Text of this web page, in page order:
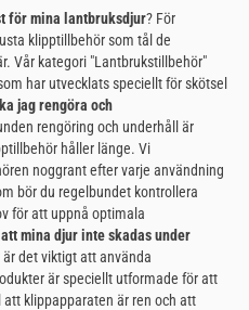
för mina lantbruksdjur? För
klipptillbehör som tål de
Vår kategori "Lantbrukstillbehör"
har utvecklats speciellt för skötsel
jag rengöra och
rengöring och underhåll är
håller länge. Vi
noggrant efter varje användning
bör du regelbundet kontrollera
för att uppnå optimala
mina djur inte skadas under
det viktigt att använda
är speciellt utformade för att
klippapparaten är ren och att